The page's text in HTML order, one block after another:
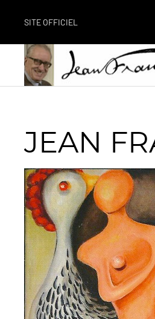
SITE OFFICIEL
JEAN